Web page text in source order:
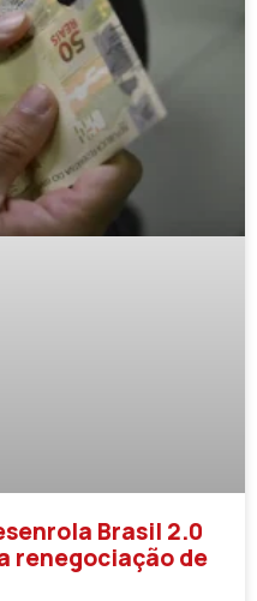
Brasil 2.0
renegociação de